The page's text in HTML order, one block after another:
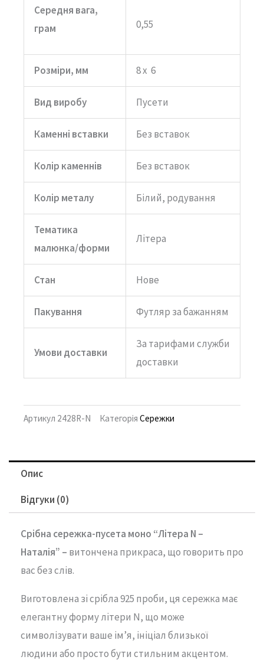
Середня вага,
грам
0,55
Розміри, мм 8 х 6
Вид виробу Пусети
Каменні вставки Без вставок
Колір каменнів Без вставок
Колір металу Білий, родування
Тематика
малюнка/форми
Літера
Стан Нове
Пакування Футляр за бажанням
Умови доставки
За тарифами служби
доставки
Артикул 2428R-N Категорія Сережки
Опис
Відгуки (0)
Срібна сережка-пусета моно “Літера N –
Наталія” – витончена прикраса, що говорить про
васбезслів.
Виготовлена зісрібла925 проби, ця сережка має
елегантнуформулітери N, що може
символізувати ваше ім’я, ініціал близької
людини або простобути стильним акцентом.